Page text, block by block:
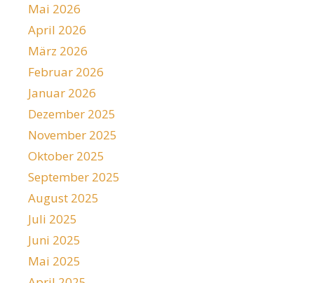
Mai 2026
April 2026
März 2026
Februar 2026
Januar 2026
Dezember 2025
November 2025
Oktober 2025
September 2025
August 2025
Juli 2025
Juni 2025
Mai 2025